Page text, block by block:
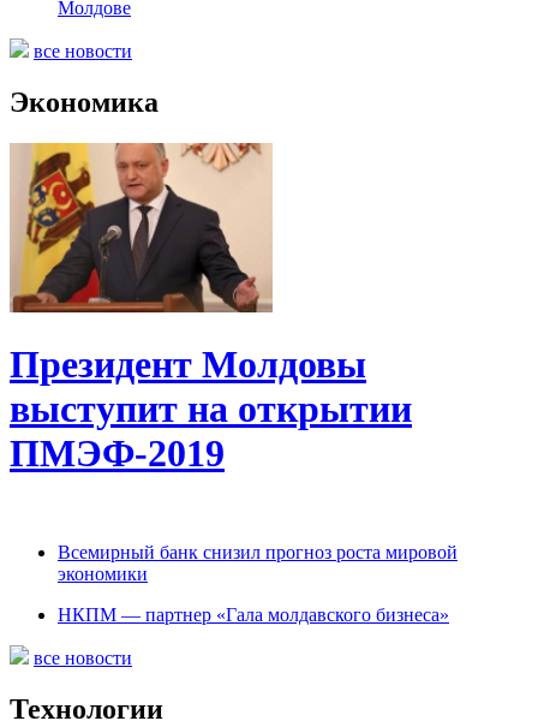
Молдове
все новости
Экономика
Президент Молдовы
выступит на открытии
ПМЭФ-2019
Всемирный банк снизил прогноз роста мировой
экономики
НКПМ — партнер «Гала молдавского бизнеса»
все новости
Технологии